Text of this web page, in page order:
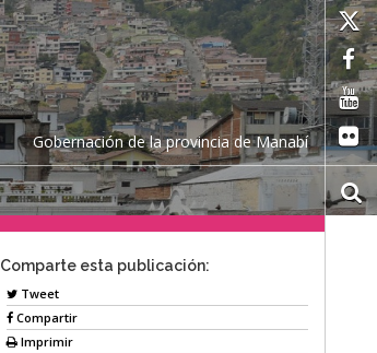
Gobernación de la provincia de Manabí
Comparte esta publicación:
Tweet
Compartir
Imprimir